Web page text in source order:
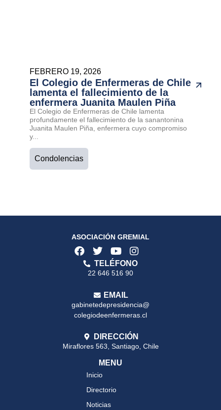
FEBRERO 19, 2026
El Colegio de Enfermeras de Chile
lamenta el fallecimiento de la
enfermera Juanita Maulen Piña
El Colegio de Enfermeras de Chile lamenta
profundamente el fallecimiento de la sanantonina
Juanita Maulen Piña, enfermera cuyo compromiso
y...
Condolencias
ASOCIACIÓN GREMIAL
TELÉFONO
22 646 516 90
EMAIL
gabinetedepresidencia@
colegiodeenfermeras.cl
DIRECCIÓN
Miraflores 563, Santiago, Chile
MENU
Inicio
Directorio
Noticias